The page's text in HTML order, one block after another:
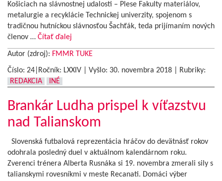
Košiciach na slávnostnej udalosti – Plese Fakulty materiálov,
metalurgie a recyklácie Technickej univerzity, spojenom s
tradičnou hutníckou slávnosťou Šachťák, teda prijímaním nových
členov … Čítať ďalej
Autor (zdroj): FMMR TUKE
Číslo: 24|Ročník: LXXIV | Vyšlo: 30. novembra 2018
Rubriky:
REDAKCIA
INÉ
Brankár Ludha prispel k víťazstvu
nad Talianskom
Slovenská futbalová reprezentácia hráčov do devätnásť rokov
odohrala posledný duel v aktuálnom kalendárnom roku.
Zverenci trénera Alberta Rusnáka si 19. novembra zmerali sily s
talianskymi rovesníkmi v meste Recanati. Domáci výber